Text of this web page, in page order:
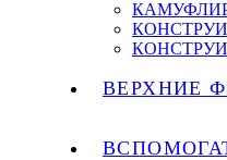
ВЕРХНИЕ